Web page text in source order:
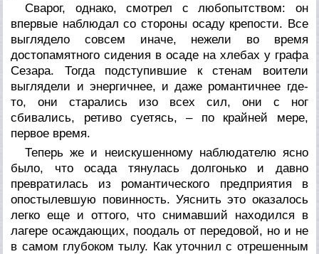
Сварог, однако, смотрел с любопытством: он
впервые наблюдал со стороны осаду крепости. Все
выглядело совсем иначе, нежели во время
достопамятного сидения в осаде на хлебах у графа
Сезара. Тогда подступившие к стенам воители
выглядели и энергичнее, и даже романтичнее где-
то, они старались изо всех сил, они с ног
сбивались, ретиво суетясь, – по крайней мере,
первое время.
Теперь же и неискушенному наблюдателю ясно
было, что осада тянулась долгонько и давно
превратилась из романтического предприятия в
опостылевшую повинность. Уяснить это оказалось
легко еще и оттого, что снимавший находился в
лагере осаждающих, поодаль от передовой, но и не
в самом глубоком тылу. Как уточнил с отрешенным